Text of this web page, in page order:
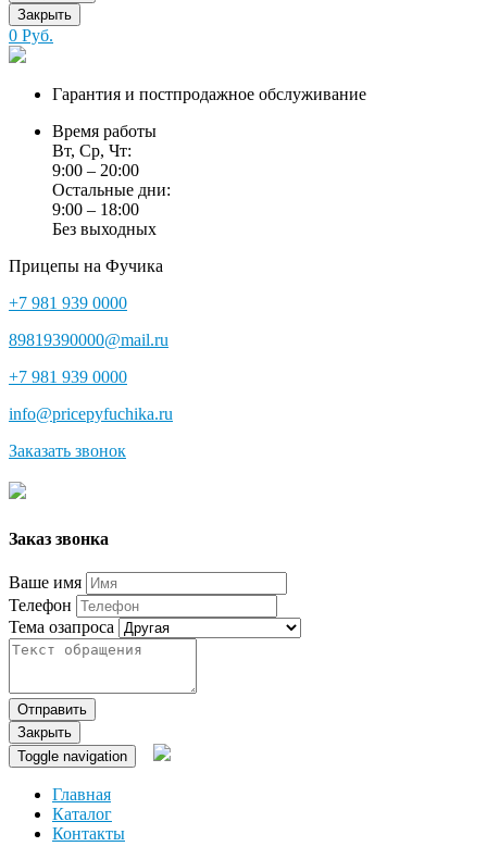
Закрыть
0 Руб.
Гарантия и постпродажное обслуживание
Время работы
Вт, Ср, Чт:
9:00 – 20:00
Остальные дни:
9:00 – 18:00
Без выходных
Прицепы на Фучика
+7 981 939 0000
89819390000@mail.ru
+7 981 939 0000
info@pricepyfuchika.ru
Заказать звонок
Заказ звонка
Ваше имя
Телефон
Тема озапроса
Отправить
Закрыть
Toggle navigation
Главная
Каталог
Контакты